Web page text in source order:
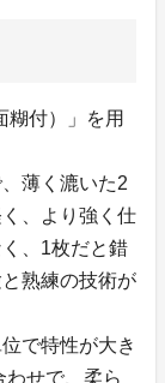
糊付）」を用
薄く漉いた2
、より強く仕
、1枚だと錯
熟練の技術が
で特性が大き
わせで、柔ら